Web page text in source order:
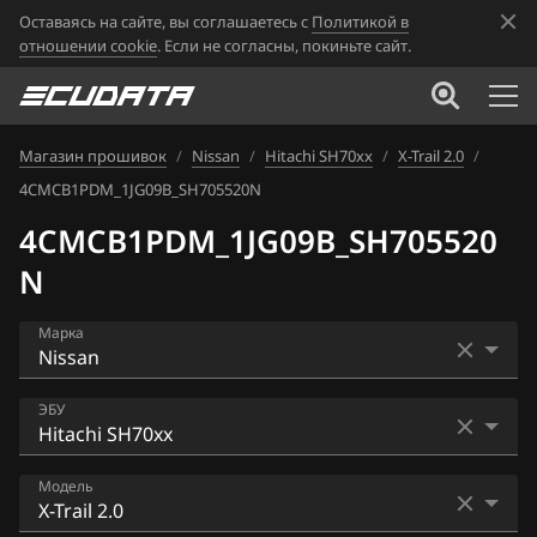
Оставаясь на сайте, вы соглашаетесь с Политикой в
отношении cookie. Если не согласны, покиньте сайт.
Магазин прошивок / Nissan / Hitachi SH70xx / X-Trail 2.0 /
4CMCB1PDM_1JG09B_SH705520N
4CMCB1PDM_1JG09B_SH705520
N
Марка
Acura
Alfa Romeo
ATLAS
ЭБУ
Bosch EDC16CP33
Bosch EDC17C84
Модель